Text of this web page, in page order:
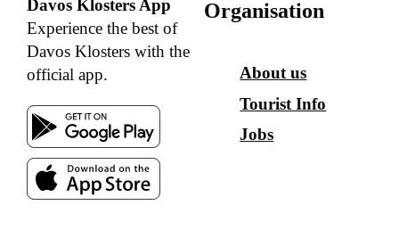
Davos Klosters App
Experience the best of
Davos Klosters with the
official app.
Organisation
About us
Tourist Info
Jobs